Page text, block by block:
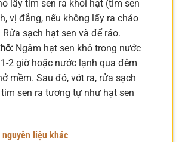
lấy tim sen ra khỏi hạt (tim sen
vị đắng, nếu không lấy ra cháo
sạch hạt sen và để ráo.
Ngâm hạt sen khô trong nước
2 giờ hoặc nước lạnh qua đêm
mềm. Sau đó, vớt ra, rửa sạch
sen ra tương tự như hạt sen
nguyên liệu khác